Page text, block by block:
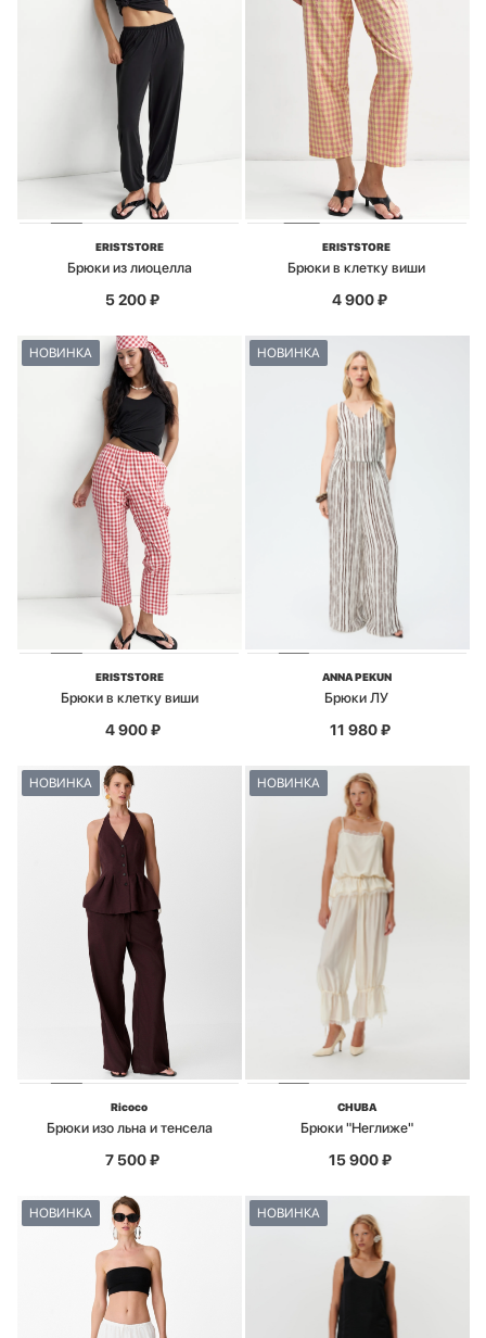
ERISTSTORE
Брюки из лиоцелла
5 200₽
ERISTSTORE
Брюки в клетку виши
4 900₽
НОВИНКА
ERISTSTORE
Брюки в клетку виши
4 900₽
НОВИНКА
ANNA PEKUN
Брюки ЛУ
11 980₽
НОВИНКА
Ricoco
Брюки изо льна и тенсела
7 500₽
НОВИНКА
CHUBA
Брюки "Неглиже"
15 900₽
НОВИНКА НОВИНКА